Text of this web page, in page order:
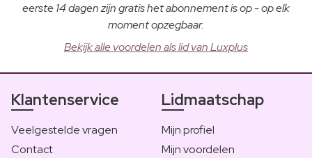
eerste 14 dagen zijn gratis het abonnement is op - op elk
moment opzegbaar.
Bekijk alle voordelen als lid van Luxplus
Klantenservice
Veelgestelde vragen
Contact
Lidmaatschap
Mijn profiel
Mijn voordelen